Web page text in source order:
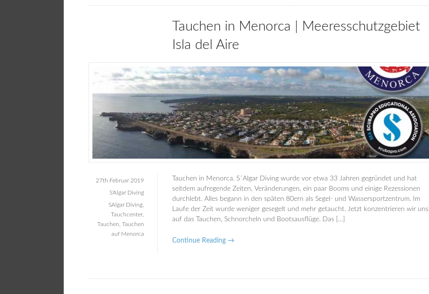
Tauchen in Menorca | Meeresschutzgebiet
Isla del Aire
27th Februar 2019
S'Algar Diving
SAlgar Diving
Tauchcenter
Tauchen ,Tauchen
auf Menorca
Tauchen in Menorca. S´Algar Diving wurde vor etwa 33 Jahren gegründet und hat
seitdem aufregende Zeiten, Veränderungen, ein paar Booms und einige Rezessionen
durchlebt. Alles begann in den späten 80ern als Segel- und Wassersportzentrum. Im
Laufe der Zeit wurde weniger gesegelt und mehr getaucht. Jetzt konzentrieren wir uns
auf das Tauchen, Schnorcheln und Bootsausflüge. Das […]
Continue Reading →